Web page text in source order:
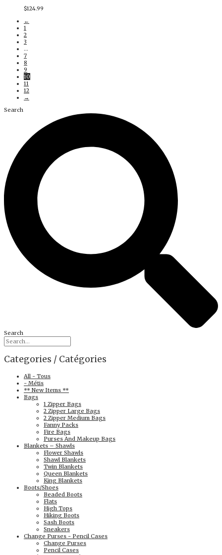
$124.99
←
1
2
3
…
7
8
9
10
11
12
→
Search
Search
Categories / Catégories
All - Tous
- Métis
** New Items **
Bags
1 Zipper Bags
2 Zipper Large Bags
2 Zipper Medium Bags
Fanny Packs
Fire Bags
Purses And Makeup Bags
Blankets – Shawls
Flower Shawls
Shawl Blankets
Twin Blankets
Queen Blankets
King Blankets
Boots/Shoes
Beaded Boots
Flats
High Tops
Hiking Boots
Sash Boots
Sneakers
Change Purses - Pencil Cases
Change Purses
Pencil Cases